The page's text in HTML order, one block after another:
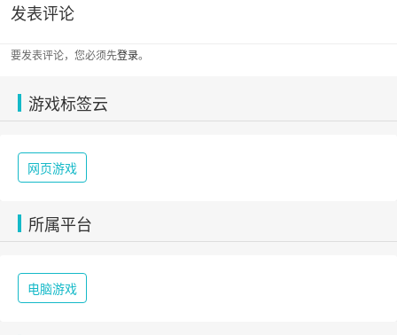
发表评论
要发表评论，您必须先登录。
游戏标签云
网页游戏
所属平台
电脑游戏